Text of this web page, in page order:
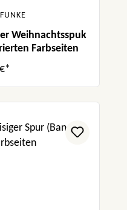
Weihnachtsspuk
Farbseiten